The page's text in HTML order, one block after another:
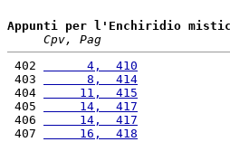
Appunti per l'Enchiridio
Cpv, Pag
402
      4,  410
403
      8,  414
404
     11,  415
405
     14,  417
406
     14,  417
407
     16,  418